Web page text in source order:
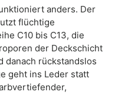
anders. Der
flüchtige
C10 bis C13, die
der Deckschicht
danach rückstandslos
geht ins Leder statt